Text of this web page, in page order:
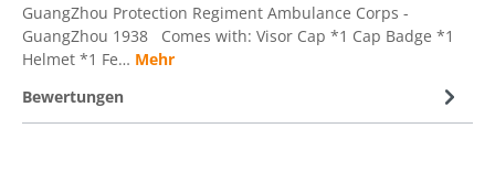
GuangZhou Protection Regiment Ambulance Corps -
GuangZhou 1938 Comes with: Visor Cap *1 Cap Badge *1
Helmet *1 Fe… Mehr
Bewertungen